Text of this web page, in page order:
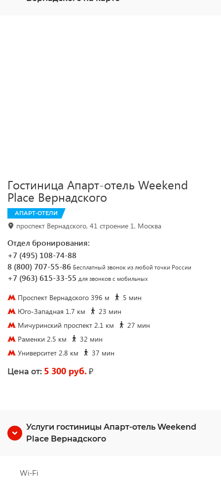
Гостиница Апарт-отель Weekend
Place Вернадского
АПАРТ-ОТЕЛИ
проспект Вернадского, 41 строение 1, Москва
Отдел бронирования:
+7 (495) 108-74-88
8 (800) 707-55-86 Бесплатный звонок из любой точки России
+7 (963) 615-33-55 для звонков с мобильных
Проспект Вернадского 396 м
5 мин
Юго-Западная 1.7 км
23 мин
Мичуринский проспект 2.1 км
27 мин
Раменки 2.5 км
32 мин
Университет 2.8 км
37 мин
Цена от: 5 300 руб. ₽
Услуги гостиницы Апарт-отель Weekend
Place Вернадского
Wi-Fi